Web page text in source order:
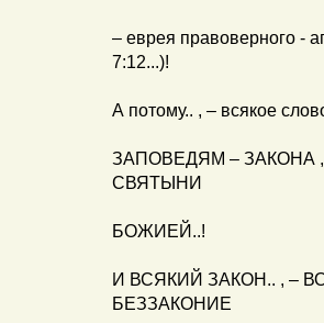
– еврея правоверного -
7:12...)!
А потому.. , – всякое
ЗАПОВЕДЯМ – ЗАКОНА
СВЯТЫНИ
БОЖИЕЙ..!
И ВСЯКИЙ ЗАКОН.. , –
БЕЗЗАКОНИЕ